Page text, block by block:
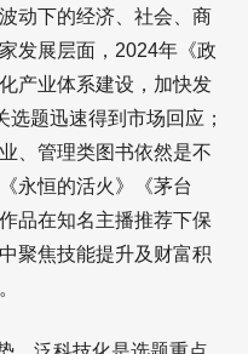
下的经济、社会、商
发展层面，2024年《政
产业体系建设，加快发
选题迅速得到市场回应；
、管理类图书依然是不
永恒的活火》《茅台
品在知名主播推荐下保
聚焦技能提升及财富积